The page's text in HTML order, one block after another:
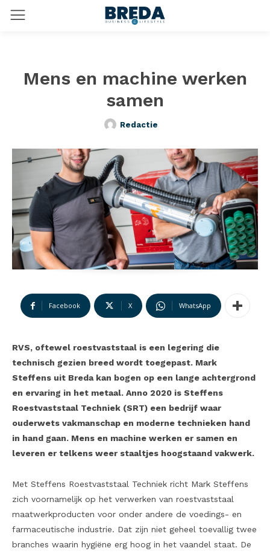
Mens en machine werken
samen
Redactie
Facebook X WhatsApp
RVS, oftewel roestvaststaal is een legering die
technisch gezien breed wordt toegepast. Mark
Steffens uit Breda kan bogen op een lange achtergrond
en ervaring in het metaal. Anno 2020 is Steffens
Roestvaststaal Techniek (SRT) een bedrijf waar
ouderwets vakmanschap en moderne technieken hand
in hand gaan. Mens en machine werken er samen en
leveren er telkens weer staaltjes hoogstaand vakwerk.
Met Steffens Roestvaststaal Techniek richt Mark Steffens
zich voornamelijk op het verwerken van roestvaststaal
maatwerkproducten voor onder andere de voedings- en
farmaceutische industrie. Dat zijn niet geheel toevallig twee
branches waarin hygiëne erg hoog in het vaandel staat. De